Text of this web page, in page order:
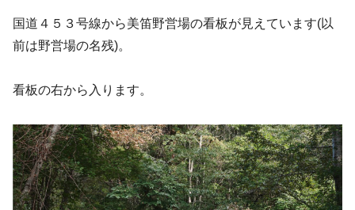
国道４５３号線から美笛野営場の看板が見えています(以
前は野営場の名残)。
看板の右から入ります。